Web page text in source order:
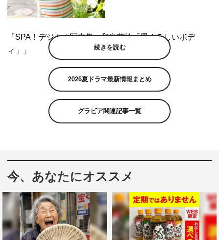
『SPA！デジタル写真集 和泉芳怜「愛くるしいボデ
ィ」』
続きを読む
2026夏ドラマ最新情報まとめ
グラビア関連記事一覧
今、あなたにオススメ